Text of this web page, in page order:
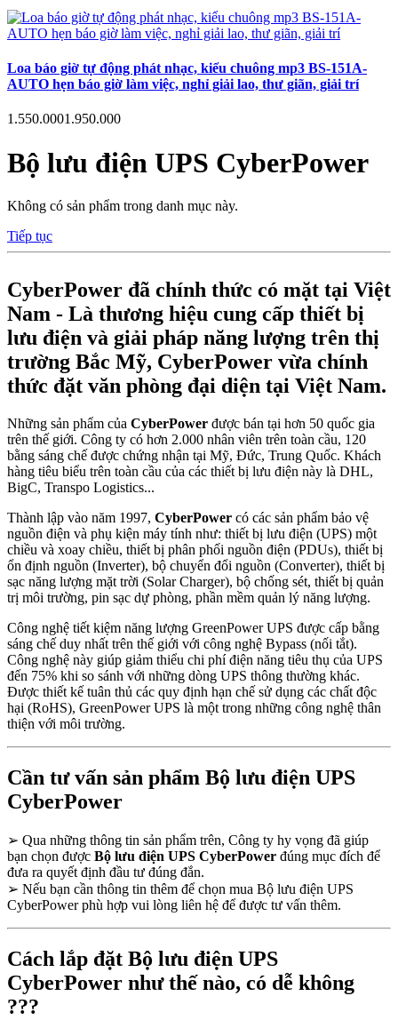
Loa báo giờ tự động phát nhạc, kiểu chuông mp3 BS-151A-
AUTO hẹn báo giờ làm việc, nghỉ giải lao, thư giãn, giải trí
1.550.0001.950.000
Bộ lưu điện UPS CyberPower
Không có sản phẩm trong danh mục này.
Tiếp tục
CyberPower đã chính thức có mặt tại Việt
Nam - Là thương hiệu cung cấp thiết bị
lưu điện và giải pháp năng lượng trên thị
trường Bắc Mỹ, CyberPower vừa chính
thức đặt văn phòng đại diện tại Việt Nam.
Những sản phẩm của CyberPower được bán tại hơn 50 quốc gia
trên thế giới. Công ty có hơn 2.000 nhân viên trên toàn cầu, 120
bằng sáng chế được chứng nhận tại Mỹ, Đức, Trung Quốc. Khách
hàng tiêu biểu trên toàn cầu của các thiết bị lưu điện này là DHL,
BigC, Transpo Logistics...
Thành lập vào năm 1997, CyberPower có các sản phẩm bảo vệ
nguồn điện và phụ kiện máy tính như: thiết bị lưu điện (UPS) một
chiều và xoay chiều, thiết bị phân phối nguồn điện (PDUs), thiết bị
ổn định nguồn (Inverter), bộ chuyển đổi nguồn (Converter), thiết bị
sạc năng lượng mặt trời (Solar Charger), bộ chống sét, thiết bị quản
trị môi trường, pin sạc dự phòng, phần mềm quản lý năng lượng.
Công nghệ tiết kiệm năng lượng GreenPower UPS được cấp bằng
sáng chế duy nhất trên thế giới với công nghệ Bypass (nối tắt).
Công nghệ này giúp giảm thiểu chi phí điện năng tiêu thụ của UPS
đến 75% khi so sánh với những dòng UPS thông thường khác.
Được thiết kế tuân thủ các quy định hạn chế sử dụng các chất độc
hại (RoHS), GreenPower UPS là một trong những công nghệ thân
thiện với môi trường.
Cần tư vấn sản phẩm Bộ lưu điện UPS
CyberPower
➢ Qua những thông tin sản phẩm trên, Công ty hy vọng đã giúp
bạn chọn được Bộ lưu điện UPS CyberPower đúng mục đích để
đưa ra quyết định đầu tư đúng đắn.
➢ Nếu bạn cần thông tin thêm để chọn mua Bộ lưu điện UPS
CyberPower phù hợp vui lòng liên hệ để được tư vấn thêm.
Cách lắp đặt Bộ lưu điện UPS
CyberPower như thế nào, có dễ không
???